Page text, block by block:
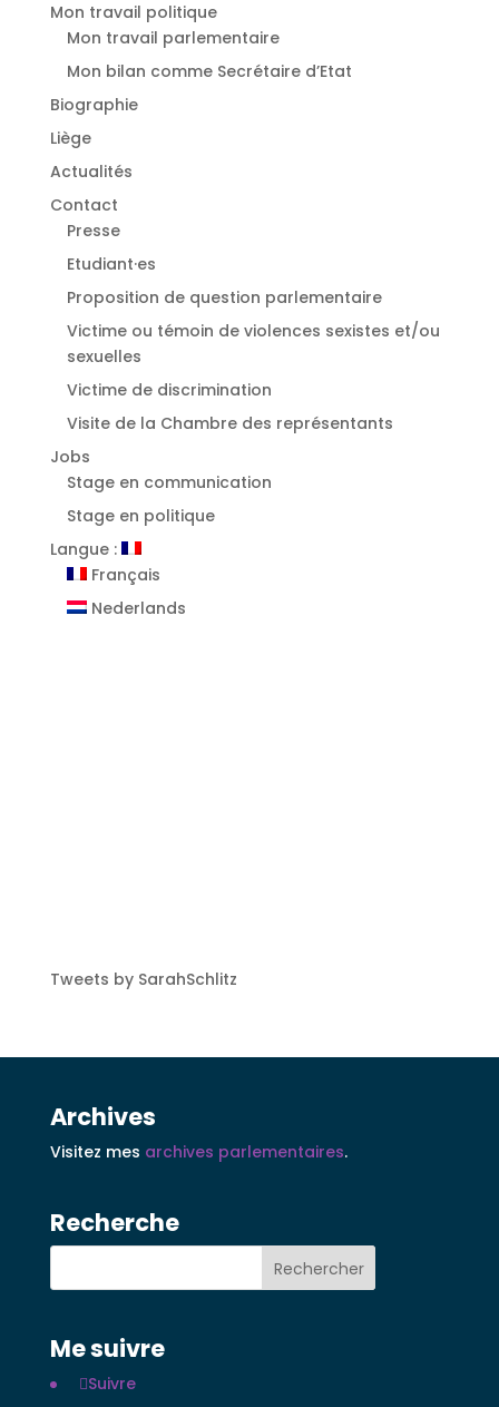
Mon travail politique
Mon travail parlementaire
Mon bilan comme Secrétaire d’Etat
Biographie
Liège
Actualités
Contact
Presse
Etudiant·es
⁠Proposition de question parlementaire
Victime ou témoin de violences sexistes et/ou
sexuelles
⁠Victime de discrimination
Visite de la Chambre des représentants
Jobs
Stage en communication
Stage en politique
Langue :
Français
Nederlands
Tweets by SarahSchlitz
Archives
Visitez mes archives parlementaires.
Recherche
Me suivre
Suivre